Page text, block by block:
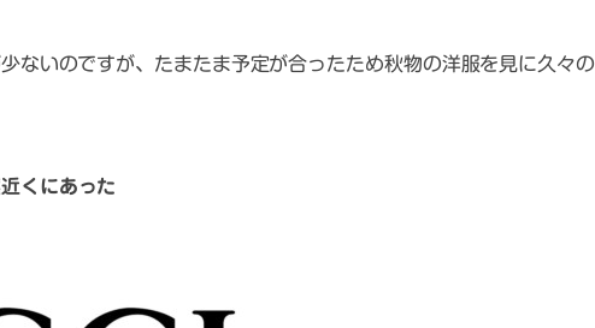
ないのですが、たまたま予定が合ったため秋物の洋服を見に久々の
くにあった